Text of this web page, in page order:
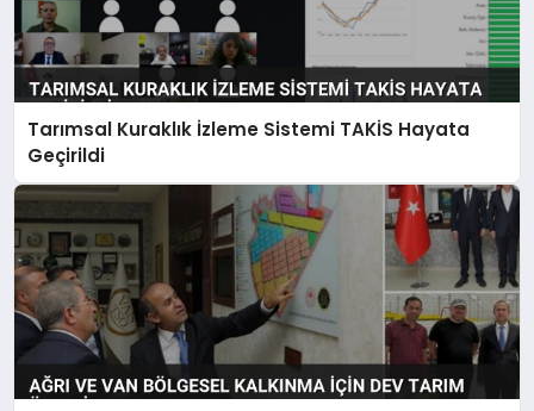
Tarımsal Kuraklık İzleme Sistemi TAKİS Hayata
Geçirildi